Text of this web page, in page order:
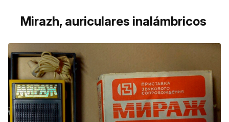
Mirazh, auriculares inalámbricos